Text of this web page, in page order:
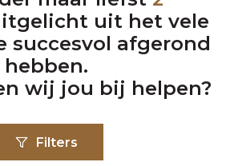
uit het vele
succesvol afgerond
hebben.
wij jou bij helpen?
Filters